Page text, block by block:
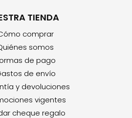
TIENDA
comprar
somos
de pago
de envío
y devoluciones
vigentes
cheque regalo